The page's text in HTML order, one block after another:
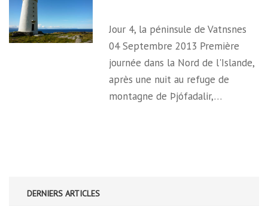
Jour 4, la péninsule de Vatnsnes
04 Septembre 2013 Première
journée dans la Nord de l'Islande,
après une nuit au refuge de
montagne de Þjófadalir,…
DERNIERS ARTICLES